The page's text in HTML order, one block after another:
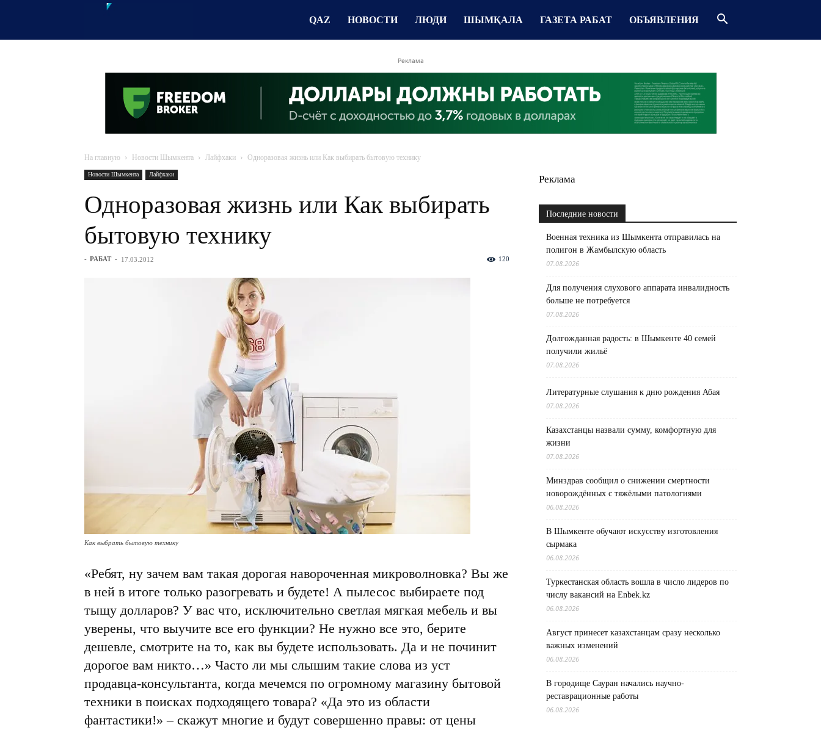
QAZ НОВОСТИ ЛЮДИ ШЫМҚАЛА ГАЗЕТА РАБАТ ОБЪЯВЛЕНИЯ
Реклама
На главную Новости Шымкента Лайфхаки Одноразовая жизнь или Как выбирать бытовую технику
Новости Шымкента Лайфхаки
Одноразовая жизнь или Как выбирать
бытовую технику
- РАБАТ - 17.03.2012 120
Как выбрать бытовую технику
«Ребят, ну зачем вам такая дорогая навороченная микроволновка? Вы же
в ней в итоге только разогревать и будете! А пылесос выбираете под
тыщу долларов? У вас что, исключительно светлая мягкая мебель и вы
уверены, что выучите все его функции? Не нужно все это, берите
дешевле, смотрите на то, как вы будете использовать. Да и не починит
дорогое вам никто…» Часто ли мы слышим такие слова из уст
продавца-консультанта, когда мечемся по огромному магазину бытовой
техники в поисках подходящего товара? «Да это из области
фантастики!» – скажут многие и будут совершенно правы: от цены
Реклама
Последние новости
Военная техника из Шымкента отправилась на
полигон в Жамбылскую область
07.08.2026
Для получения слухового аппарата инвалидность
больше не потребуется
07.08.2026
Долгожданная радость: в Шымкенте 40 семей
получили жильё
07.08.2026
Литературные слушания к дню рождения Абая
07.08.2026
Казахстанцы назвали сумму, комфортную для
жизни
07.08.2026
Минздрав сообщил о снижении смертности
новорождённых с тяжёлыми патологиями
06.08.2026
В Шымкенте обучают искусству изготовления
сырмака
06.08.2026
Туркестанская область вошла в число лидеров по
числу вакансий на Enbek.kz
06.08.2026
Август принесет казахстанцам сразу несколько
важных изменений
06.08.2026
В городище Сауран начались научно-
реставрационные работы
06.08.2026